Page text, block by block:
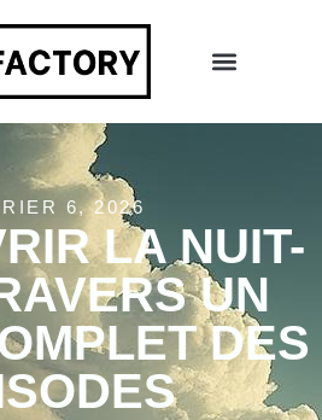
6, 2026
LA NUIT-
UN
DES